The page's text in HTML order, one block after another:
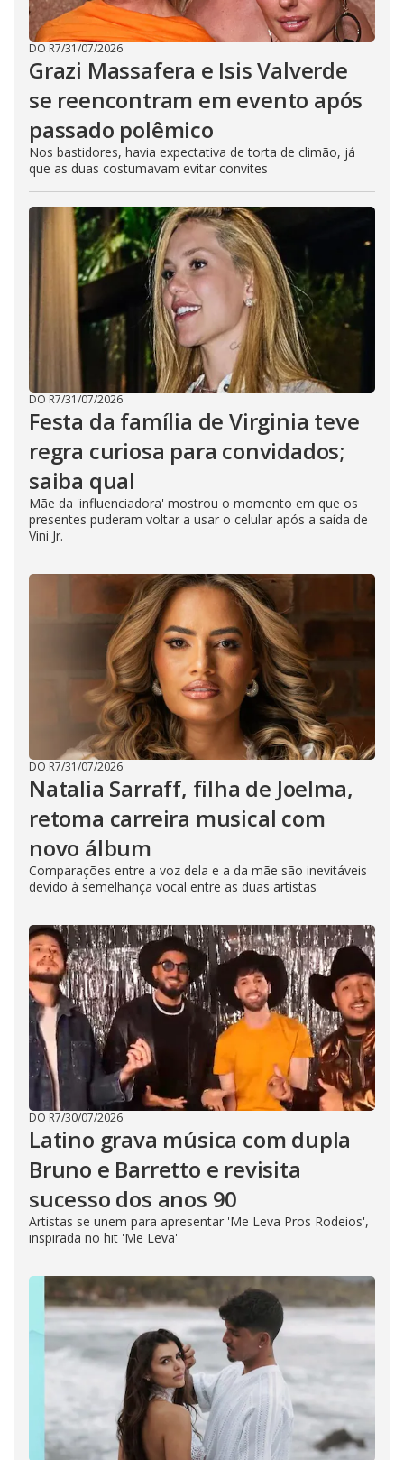
DO R7/31/07/2026
Grazi Massafera e Isis Valverde
se reencontram em evento após
passado polêmico
Nos bastidores, havia expectativa de torta de climão, já
que as duas costumavam evitar convites
DO R7/31/07/2026
Festa da família de Virginia teve
regra curiosa para convidados;
saiba qual
Mãe da 'influenciadora' mostrou o momento em que os
presentes puderam voltar a usar o celular após a saída de
Vini Jr.
DO R7/31/07/2026
Natalia Sarraff, filha de Joelma,
retoma carreira musical com
novo álbum
Comparações entre a voz dela e a da mãe são inevitáveis
devido à semelhança vocal entre as duas artistas
DO R7/30/07/2026
Latino grava música com dupla
Bruno e Barretto e revisita
sucesso dos anos 90
Artistas se unem para apresentar 'Me Leva Pros Rodeios',
inspirada no hit 'Me Leva'